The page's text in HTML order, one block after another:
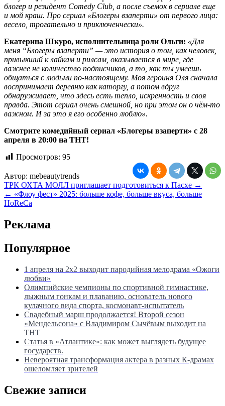
блогер и резидент Comedy Club, а после съемок в сериале еще
и мой краш. Про сериал «Блогеры взаперти» от первого лица:
весело, трогательно и приключенчески».
Екатерина Шкуро, исполнительница роли Ольги: «Для
меня “Блогеры взаперти” — это история о том, как человек,
привыкший к лайкам и рилсам, оказывается в мире, где
важнее не количество подписчиков, а то, как ты умеешь
общаться с людьми по-настоящему. Моя героиня Оля сначала
воспринимает деревню как каторгу, а потом вдруг
обнаруживает, что здесь есть тепло, искренность и своя
правда. Этот сериал очень смешной, но при этом он о чём-то
важном. И за это я его особенно люблю».
Смотрите комедийный сериал «Блогеры взаперти» с 28
апреля в 20:00 на ТНТ!
Просмотров: 95
Автор: mebeautytrends
Навигация
по
ТРК ОХТА МОЛЛ приглашает подготовиться к Пасхе →
← «Флоу фест» 2025: больше кофе, больше вкуса, больше
HoReCa
Реклама
Популярное
1 апреля на 2х2 выходит пародийная мелодрама «Ожоги
любви»
Олимпийские чемпионы по спортивной гимнастике,
лыжным гонкам и плаванию, основатель нового
кулачного вида спорта, космонавт-испытатель
Свадебный марш продолжается! Второй сезон
«Мендельсона» с Владимиром Сычёвым выходит на
ТНТ
Статья в «Атлантике»: как может выглядеть будущее
государств.
Невероятная трансформация актера в разных К-драмах
ошеломляет зрителей
Свежие записи